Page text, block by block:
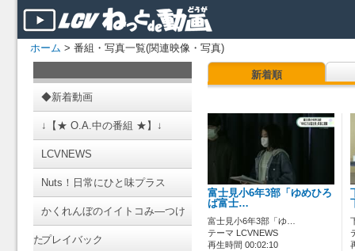
ホーム > 番組・写真一覧(関連映像・写真)
◆新着動画
↓【★ O.A.中の番組 ★】↓
LCVNEWS
Nuts！日常にひと味プラス
かくれんぼのイイトコみ―つけ
たプレイバック
新着順
富士見小6年3部「ゆめひろ
ば富士…
富士見小6年3部「ゆ…
テーマ LCVNEWS
再生時間 00:02:10